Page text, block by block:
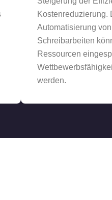
Kostenreduzierung.
Automatisierung von
Schreibarbeiten
Ressourcen
werden.